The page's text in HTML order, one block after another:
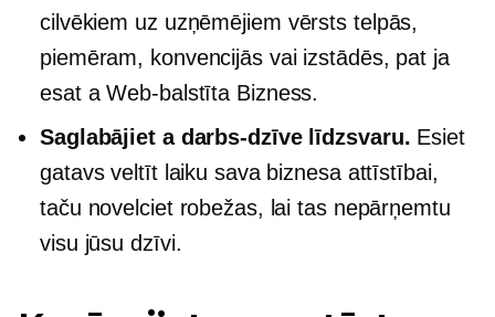
cilvēkiem uz uzņēmējiem vērsts telpās,
piemēram, konvencijās vai izstādēs, pat ja
esat aWeb-balstīta Bizness.
Saglabājiet a darbs-dzīvelīdzsvaru. Esiet
gatavs veltīt laiku sava biznesa attīstībai,
taču novelciet robežas, lai tas nepārņemtu
visu jūsu dzīvi.